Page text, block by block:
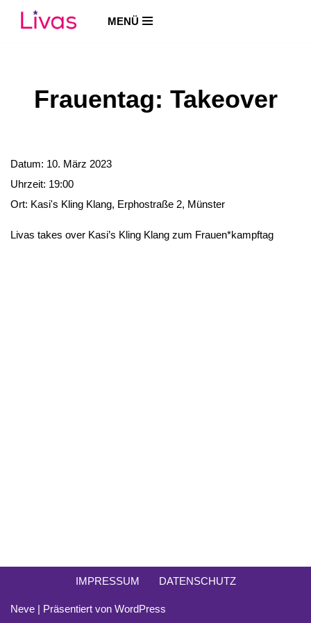
MENÜ
Frauentag: Takeover
Datum: 10. März 2023
Uhrzeit: 19:00
Ort: Kasi's Kling Klang, Erphostraße 2, Münster
Livas takes over Kasi’s Kling Klang zum Frauen*kampftag
IMPRESSUM DATENSCHUTZ
Neve | Präsentiert von WordPress